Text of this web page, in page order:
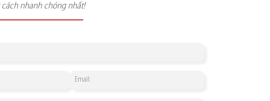
nhanh chóng nhất!